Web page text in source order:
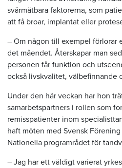
svårmätbara faktorerna, som
att få broar, implantat eller
– Om någon till exempel förlorar
det måendet. Återskapar man
personen får funktion och
också livskvalitet, välbefinnande
Under den här veckan har hon
samarbetspartners i rollen som
remisspatienter inom
haft möten med Svensk
Nationella programrådet för
– Jag har ett väldigt varierat